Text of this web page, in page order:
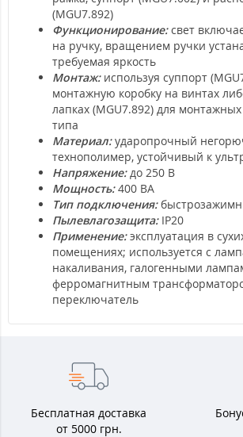
(MGU7.892)
Функционирование:свет
на ручку, вращением ручки
требуемая яркость
Монтаж:используя суппорт
монтажную коробку на винтах
лапках (MGU7.892) для монтажных
типа
Материал:ударопрочный
технополимер, устойчивый к
Напряжение:до 250 В
Мощность:400 ВА
Тип подключения:
Пылевлагозащита:IP20
Применение:эксплуатация в
помещениях; используется с
накаливания, галогенными
ферромагнитным
переключатель
Бесплатная доставка
от 5000 грн.